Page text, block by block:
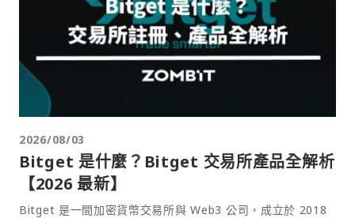
2026/08/03
Bitget 是什麼？Bitget 交易所產品全解析
【2026 最新】
Bitget 是一間加密貨幣交易所與 Web3 公司，成立於 2018